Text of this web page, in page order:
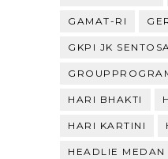
GAMAT-RI
GKPI JK
HARI BHAKTI
HARI KARTINI
HEADLIE MEDAN